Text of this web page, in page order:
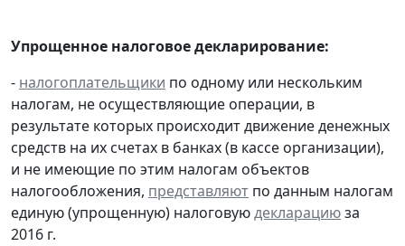
Упрощенное налоговое декларирование:
- налогоплательщики по одному или нескольким
налогам, не осуществляющие операции, в
результате которых происходит движение денежных
средств на их счетах в банках (в кассе организации),
и не имеющие по этим налогам объектов
налогообложения, представляют по данным налогам
единую (упрощенную) налоговуюдекларациюза
2016 г.